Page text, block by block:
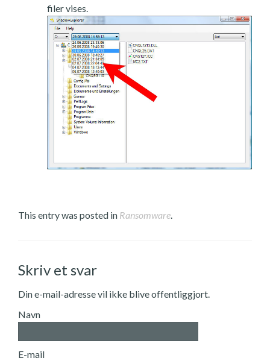
filer vises.
This entry was posted in Ransomware.
Skriv et svar
Din e-mail-adresse vil ikke blive offentliggjort.
Navn
E-mail